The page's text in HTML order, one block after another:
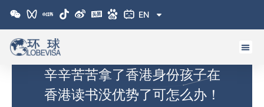
EN
辛辛苦苦拿了香港身份孩子在
香港读书没优势了可怎么办！